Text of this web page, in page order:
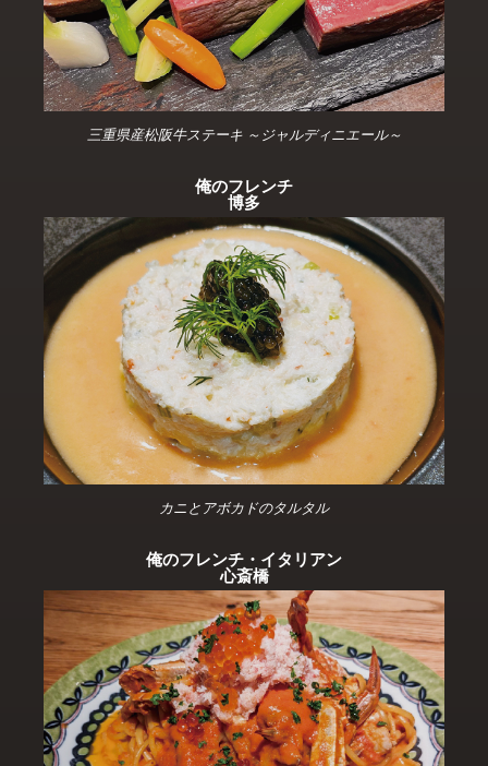
三重県産松阪牛ステーキ ～ジャルディニエール～
俺のフレンチ
博多
カニとアボカドのタルタル
俺のフレンチ・イタリアン
心斎橋